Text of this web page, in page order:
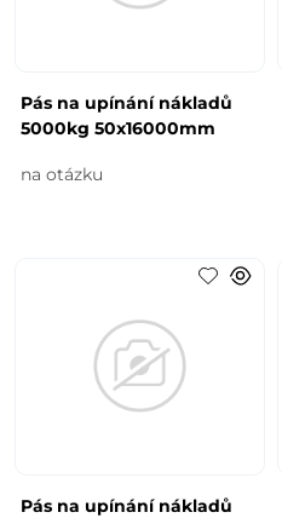
Pás na upínání nákladů
5000kg 50x16000mm
na otázku
Pás na upínání nákladů